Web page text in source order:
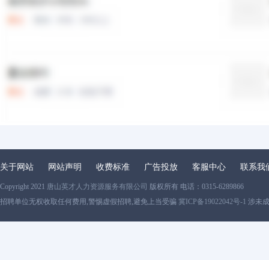
关于网站 网站声明 收费标准 广告投放 客服中心 联系我
Copyright 2021 唐山英才人力资源服务有限公司 版权所有 电话：0315-6289866
招聘单位无权收取任何费用,警惕虚假招聘,避免上当受骗 冀ICP备19022042号-1 涉未